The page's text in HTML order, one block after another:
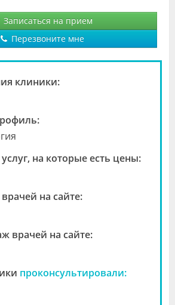
Записаться на прием
Перезвоните мне
клиники:
на которые есть цены:
на сайте:
врачей на сайте:
проконсультировали: